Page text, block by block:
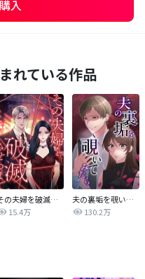
入
れている作品
その夫婦を破滅させるまで
15.4万
夫の裏垢を覗いてみたら
130.2万